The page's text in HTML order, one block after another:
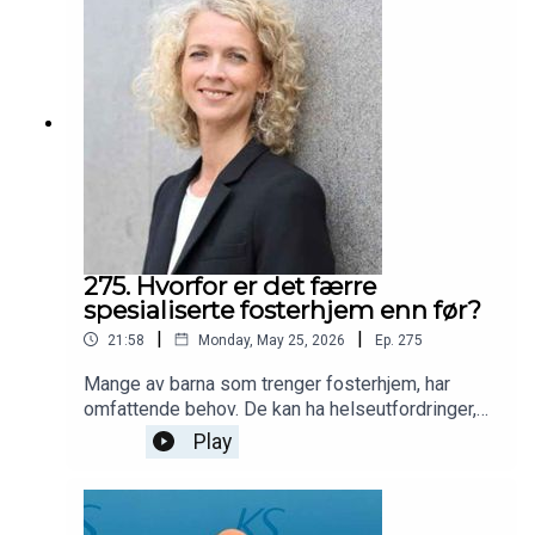
275. Hvorfor er det færre
spesialiserte fosterhjem enn før?
21:58 | Monday, May 25, 2026 | Ep. 275
Mange av barna som trenger fosterhjem, har
omfattende behov. De kan ha helseutfordringer,
traumer eller behov for tett oppfølging. For disse
kan spesialiserte fosterhjem være avgjørende.
Det er fosterhjem som får ekstra faglig støtte og
oppfølging, og som er særlig tilrettelagt for barn
Play